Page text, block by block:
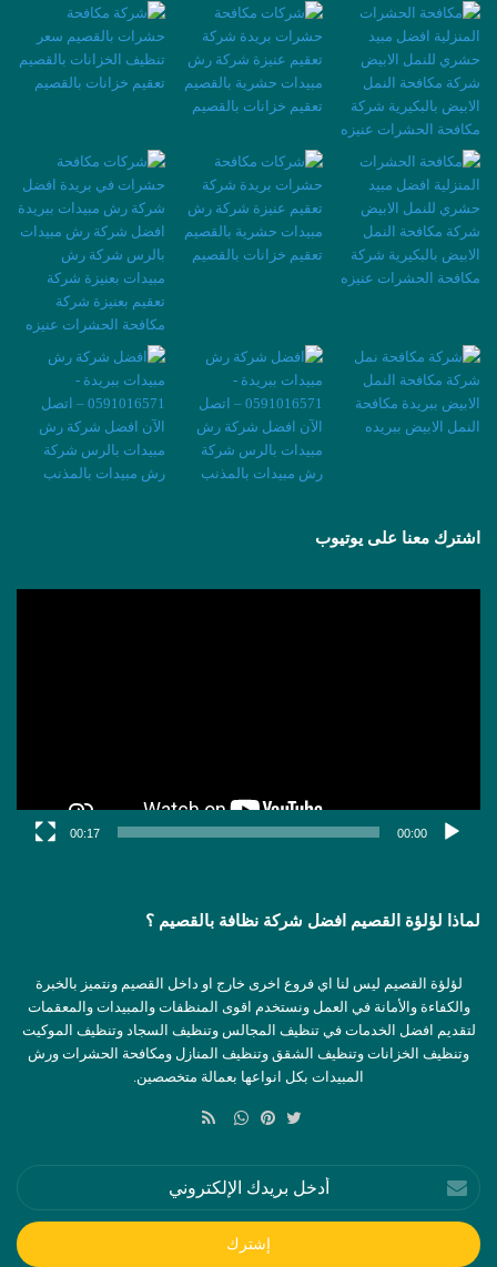
اشترك معنا على يوتيوب
00:00
00:17
لماذا لؤلؤة القصيم افضل شركة نظافة بالقصيم ؟
لؤلؤة القصيم ليس لنا اي فروع اخرى خارج او داخل القصيم ونتميز بالخبرة
والكفاءة والأمانة في العمل ونستخدم اقوى المنظفات والمبيدات والمعقمات
لتقديم افضل الخدمات في تنظيف المجالس وتنظيف السجاد وتنظيف الموكيت
وتنظيف الخزانات وتنظيف الشقق وتنظيف المنازل ومكافحة الحشرات ورش
المبيدات بكل انواعها بعمالة متخصصين.
RSS
أدخل
بريدك
الإلكتروني